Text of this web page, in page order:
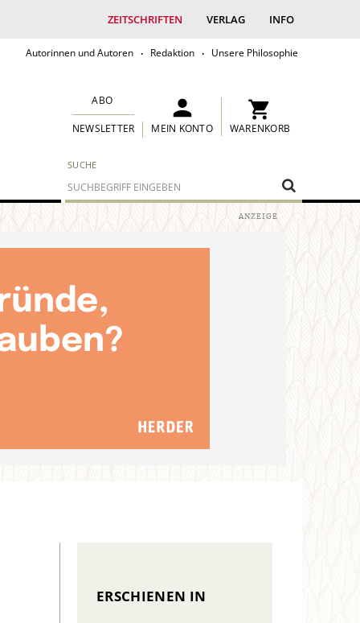
ZEITSCHRIFTEN VERLAG INFO
Autorinnen und Autoren Redaktion Unsere Philosophie
SUCHE
ABO
NEWSLETTER MEIN KONTO WARENKORB
ERSCHIENEN IN